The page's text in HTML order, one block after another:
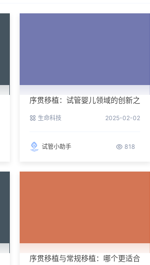
序贯移植：试管婴儿领域的创新之
生命科技 2025-02-02
试管小助手 818
序贯移植与常规移植：哪个更适合